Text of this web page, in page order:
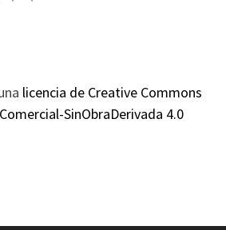
licencia de Creative Commons
SinObraDerivada 4.0